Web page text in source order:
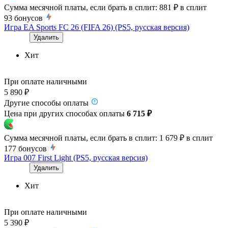
Сумма месячной платы, если брать в сплит: 881 ₽ в сплит
93 бонусов
Игра EA Sports FC 26 (FIFA 26) (PS5, русская версия)
Удалить
Хит
При оплате наличными
5 890 ₽
Другие способы оплаты
Цена при других способах оплаты 6 715 ₽
Сумма месячной платы, если брать в сплит: 1 679 ₽ в сплит
177 бонусов
Игра 007 First Light (PS5, русская версия)
Удалить
Хит
При оплате наличными
5 390 ₽